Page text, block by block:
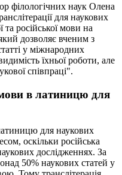
філологічних наук Олена
для наукових
та російської мови на
дозволяє вченим з
у міжнародних
їхньої роботи, але
співпраці".
мови в латиницю для
для наукових
оскільки російська
дослідженнях. За
50% наукових статей у